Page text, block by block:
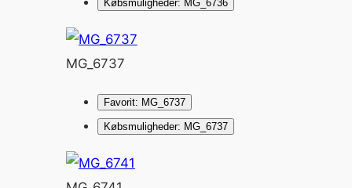
Købsmuligheder: MG_6736
MG_6737
Favorit: MG_6737
Købsmuligheder: MG_6737